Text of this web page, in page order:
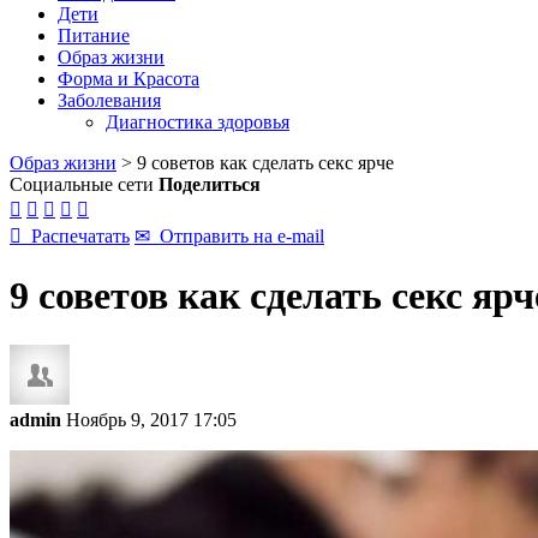
Дети
Питание
Образ жизни
Форма и Красота
Заболевания
Диагностика здоровья
Образ жизни > 9 советов как сделать секс ярче
Социальные сети Поделиться
    
 Распечатать ✉ Отправить на e-mail
9 советов как сделать секс
admin Ноябрь 9, 2017 17:05